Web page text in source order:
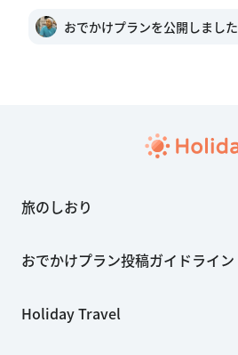
おでかけプランを公開しました
旅のしおり
おでかけプラン投稿ガイドライン
Holiday Travel